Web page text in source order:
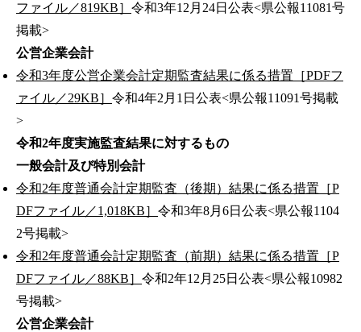
ファイル／819KB］ 令和3年12月24日公表<県公報11081号
掲載>
公営企業会計
令和3年度公営企業会計定期監査結果に係る措置［PDFフ
ァイル／29KB］ 令和4年2月1日公表<県公報11091号掲載
>
令和2年度実施監査結果に対するもの
一般会計及び特別会計
令和2年度普通会計定期監査（後期）結果に係る措置［P
DFファイル／1,018KB］ 令和3年8月6日公表<県公報1104
2号掲載>
令和2年度普通会計定期監査（前期）結果に係る措置［P
DFファイル／88KB］ 令和2年12月25日公表<県公報10982
号掲載>
公営企業会計